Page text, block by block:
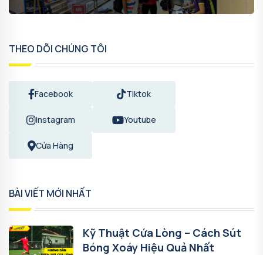
THEO DÕI CHÚNG TÔI
Facebook Tiktok
Instagram Youtube
Cửa Hàng
BÀI VIẾT MỚI NHẤT
Kỹ Thuật Cứa Lòng – Cách Sút
Bóng Xoáy Hiệu Quả Nhất